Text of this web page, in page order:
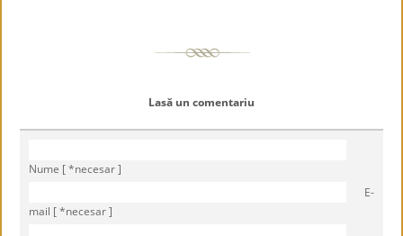
Lasă un comentariu
Nume [ *necesar ]
E-
mail [ *necesar ]